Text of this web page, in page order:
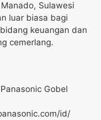
Sulawesi
luar biasa bagi
keuangan dan
cemerlang.
Gobel
id/